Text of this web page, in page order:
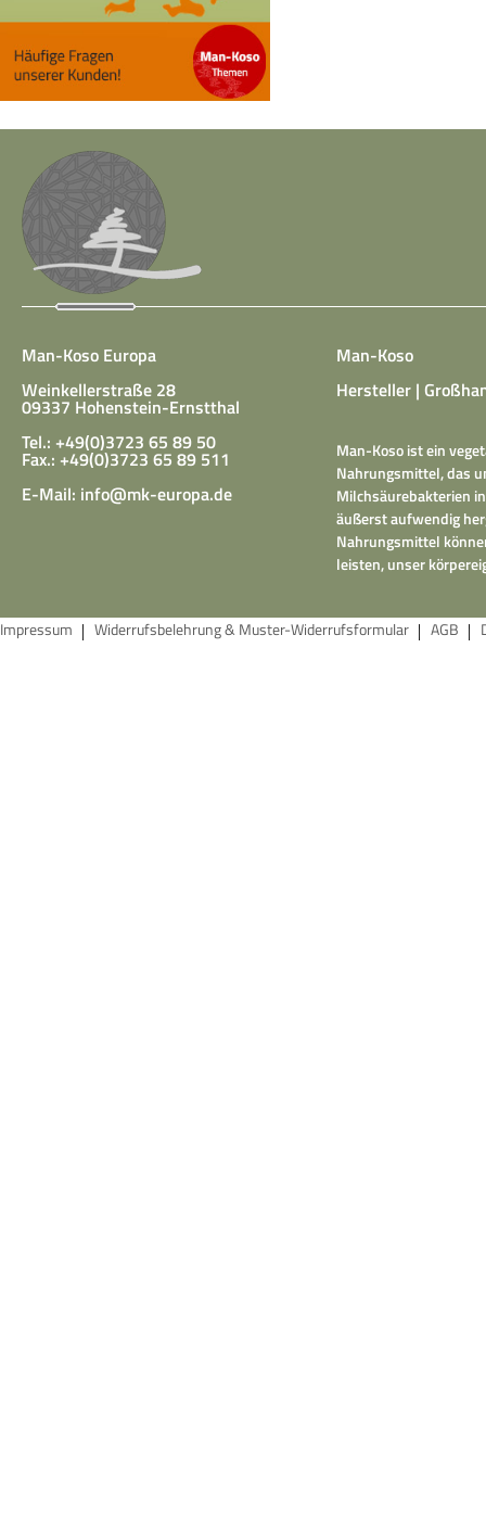
Man-Koso Europa
Weinkellerstraße 28
09337 Hohenstein-Ernstthal
Tel.: +49(0)3723 65 89 50
Fax.: +49(0)3723 65 89 511
E-Mail: info@mk-europa.de
Man-Koso
Hersteller |
Man-Koso ist ein
Nahrungsmittel, das
Milchsäurebakterien
äußerst aufwendig
Nahrungsmittel
leisten, unser
Impressum Widerrufsbelehrung & Muster-Widerrufsformular AGB